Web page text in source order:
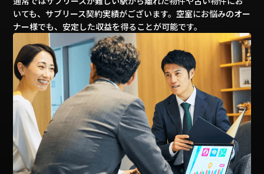
いても、サブリース契約実績がございます。空室にお悩みのオー
ナー様でも、安定した収益を得ることが可能です。